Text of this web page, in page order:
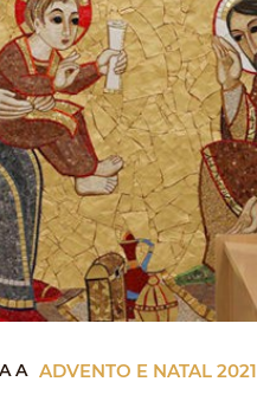
A ADVENTO E NATAL 2021